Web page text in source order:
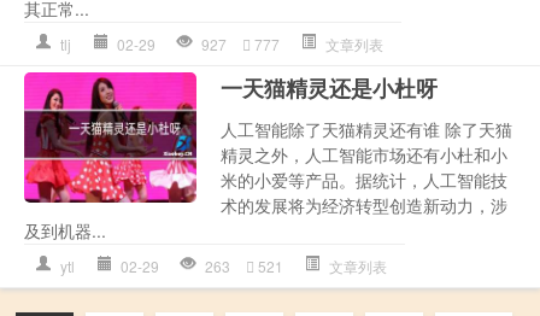
其正常...
tlj 02-29 927 777 文章列表
一天猫精灵还是小杜呀
人工智能除了天猫精灵还有谁 除了天猫
精灵之外，人工智能市场还有小杜和小
米的小爱等产品。据统计，人工智能技
术的发展将为经济转型创造新动力，涉
及到机器...
ytl 02-29 263 521 文章列表